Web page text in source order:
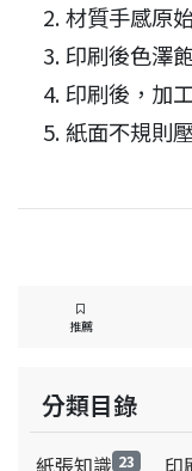
材質手感原
印刷後色澤
印刷後，加
紙面不規則
推薦
分類目錄
紙張知識 23 印